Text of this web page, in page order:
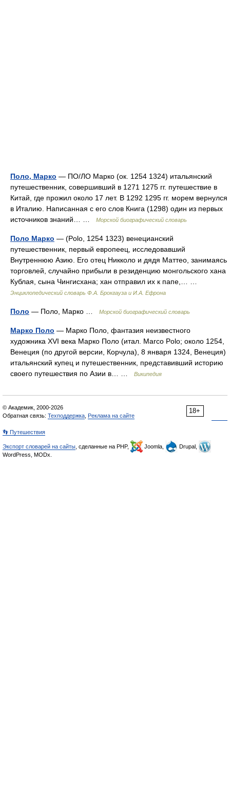
Поло, Марко — ПО/ЛО Марко (ок. 1254 1324) итальянский
путешественник, совершивший в 1271 1275 гг. путешествие в
Китай, где прожил около 17 лет. В 1292 1295 гг. морем вернулся
в Италию. Написанная с его слов Книга (1298) один из первых
источников знаний… …
Морской биографический словарь
Поло Марко — (Polo, 1254 1323) венецианский
путешественник, первый европеец, исследовавший
Внутреннюю Азию. Его отец Никколо и дядя Маттео, занимаясь
торговлей, случайно прибыли в резиденцию монгольского хана
Кублая, сына Чингисхана; хан отправил их к папе,… …
Энциклопедический словарь Ф.А. Брокгауза и И.А. Ефрона
Поло — Поло, Марко … Морской биографический словарь
Марко Поло — Марко Поло, фантазия неизвестного
художника XVI века Марко Поло (итал. Marco Polo; около 1254,
Венеция (по другой версии, Корчула), 8 января 1324, Венеция)
итальянский купец и путешественник, представивший историю
своего путешествия по Азии в… …
Википедия
18+
© Академик, 2000-2026
Обратная связь: Техподдержка Реклама на сайте
👣 Путешествия
Экспорт словарей на сайты , сделанные на PHP, Joomla,
Drupal,
WordPress, MODx.